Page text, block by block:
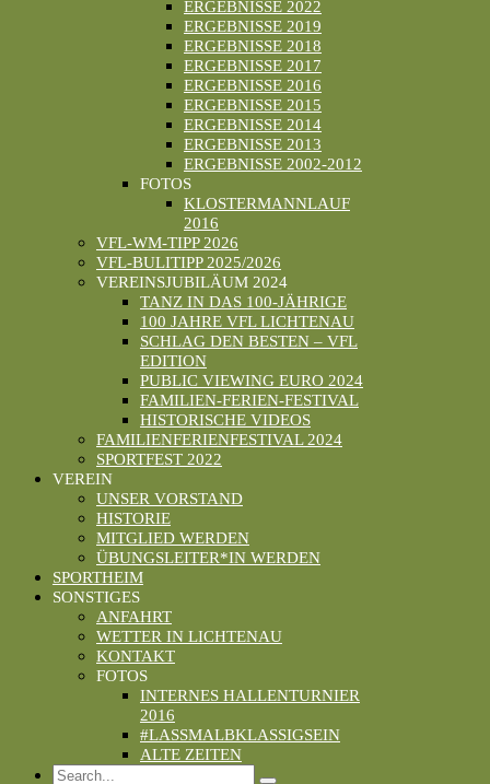
ERGEBNISSE 2022
ERGEBNISSE 2019
ERGEBNISSE 2018
ERGEBNISSE 2017
ERGEBNISSE 2016
ERGEBNISSE 2015
ERGEBNISSE 2014
ERGEBNISSE 2013
ERGEBNISSE 2002-2012
FOTOS
KLOSTERMANNLAUF
2016
VFL-WM-TIPP 2026
VFL-BULITIPP 2025/2026
VEREINSJUBILÄUM 2024
TANZ IN DAS 100-JÄHRIGE
100 JAHRE VFL LICHTENAU
SCHLAG DEN BESTEN – VFL
EDITION
PUBLIC VIEWING EURO 2024
FAMILIEN-FERIEN-FESTIVAL
HISTORISCHE VIDEOS
FAMILIENFERIENFESTIVAL 2024
SPORTFEST 2022
VEREIN
UNSER VORSTAND
HISTORIE
MITGLIED WERDEN
ÜBUNGSLEITER*IN WERDEN
SPORTHEIM
SONSTIGES
ANFAHRT
WETTER IN LICHTENAU
KONTAKT
FOTOS
INTERNES HALLENTURNIER
2016
#LASSMALBKLASSIGSEIN
ALTE ZEITEN
Search